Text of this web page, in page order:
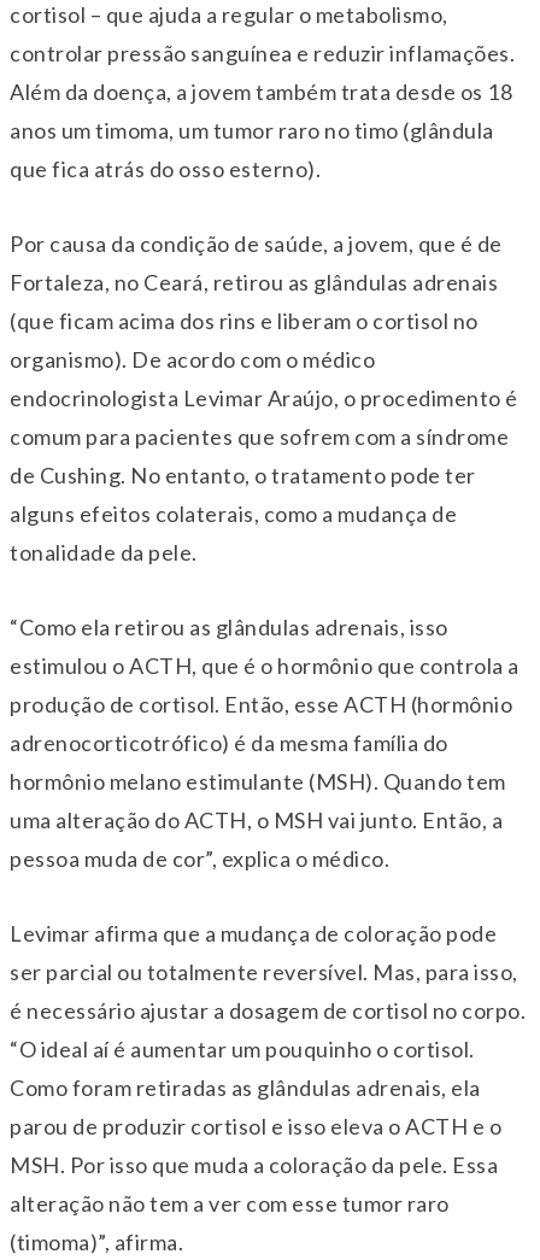
cortisol – que ajuda a regular o metabolismo,
controlar pressão sanguínea e reduzir inflamações.
Além da doença, a jovem também trata desde os 18
anos um timoma, um tumor raro no timo (glândula
que fica atrás do osso esterno).
Por causa da condição de saúde, a jovem, que é de
Fortaleza, no Ceará, retirou as glândulas adrenais
(que ficam acima dos rins e liberam o cortisol no
organismo). De acordo com o médico
endocrinologista Levimar Araújo, o procedimento é
comum para pacientes que sofrem com a síndrome
de Cushing. No entanto, o tratamento pode ter
alguns efeitos colaterais, como a mudança de
tonalidade da pele.
“Como ela retirou as glândulas adrenais, isso
estimulou o ACTH, que é o hormônio que controla a
produção de cortisol. Então, esse ACTH (hormônio
adrenocorticotrófico) é da mesma família do
hormônio melano estimulante (MSH). Quando tem
uma alteração do ACTH, o MSH vai junto. Então, a
pessoa muda de cor”, explica o médico.
Levimar afirma que a mudança de coloração pode
ser parcial ou totalmente reversível. Mas, para isso,
é necessário ajustar a dosagem de cortisol no corpo.
“O ideal aí é aumentar um pouquinho o cortisol.
Como foram retiradas as glândulas adrenais, ela
parou de produzir cortisol e isso eleva o ACTH e o
MSH. Por isso que muda a coloração da pele. Essa
alteração não tem a ver com esse tumor raro
(timoma)”, afirma.